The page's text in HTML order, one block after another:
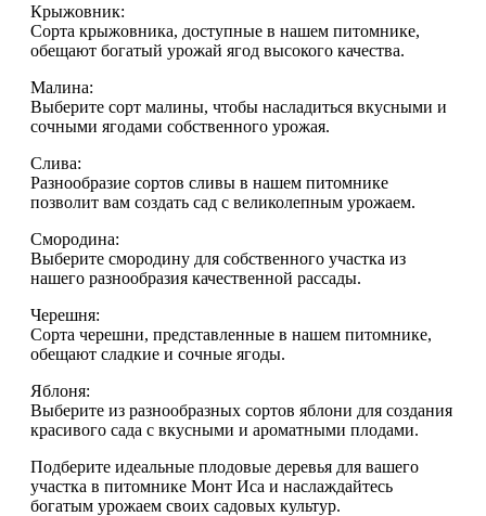
Крыжовник:
Сорта крыжовника, доступные в нашем питомнике,
обещают богатый урожай ягод высокого качества.
Малина:
Выберите сорт малины, чтобы насладиться вкусными и
сочными ягодами собственного урожая.
Слива:
Разнообразие сортов сливы в нашем питомнике
позволит вам создать сад с великолепным урожаем.
Смородина:
Выберите смородину для собственного участка из
нашего разнообразия качественной рассады.
Черешня:
Сорта черешни, представленные в нашем питомнике,
обещают сладкие и сочные ягоды.
Яблоня:
Выберите из разнообразных сортов яблони для создания
красивого сада с вкусными и ароматными плодами.
Подберите идеальные плодовые деревья для вашего
участка в питомнике Монт Иса и наслаждайтесь
богатым урожаем своих садовых культур.